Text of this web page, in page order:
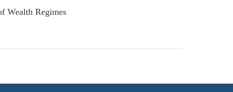
Wealth Regimes